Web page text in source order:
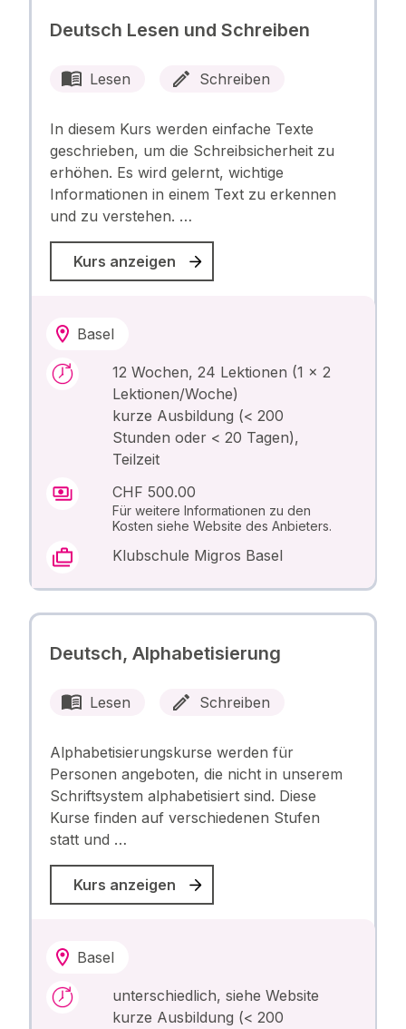
Deutsch Lesen und Schreiben
Lesen Schreiben
In diesem Kurs werden einfache Texte
geschrieben, um die Schreibsicherheit zu
erhöhen. Es wird gelernt, wichtige
Informationen in einem Text zu erkennen
und zu verstehen. …
Kurs anzeigen
Basel
12 Wochen, 24 Lektionen (1 x 2
Lektionen/Woche)
kurze Ausbildung (< 200
Stunden oder < 20 Tagen),
Teilzeit
CHF 500.00
Für weitere Informationen zu den
Kosten siehe Website des Anbieters.
Klubschule Migros Basel
Deutsch, Alphabetisierung
Lesen Schreiben
Alphabetisierungskurse werden für
Personen angeboten, die nicht in unserem
Schriftsystem alphabetisiert sind. Diese
Kurse finden auf verschiedenen Stufen
statt und …
Kurs anzeigen
Basel
unterschiedlich, siehe Website
kurze Ausbildung (< 200